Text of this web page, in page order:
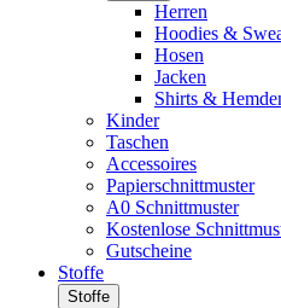
Herren
Hoodies &
Hosen
Jacken
Shirts &
Kinder
Taschen
Accessoires
Papierschnittmuster
A0 Schnittmuster
Kostenlose
Gutscheine
Stoffe
Stoffe